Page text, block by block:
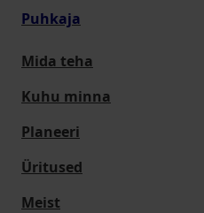
Puhkaja
Mida teha
Kuhu minna
Planeeri
Üritused
Meist